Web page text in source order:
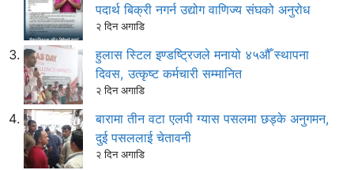
पदार्थ बिक्री नगर्न उद्योग वाणिज्य संघको अनुरोध
२ दिन अगाडि
हुलास स्टिल इण्डष्ट्रिजले मनायो ४५औँ स्थापना
दिवस, उत्कृष्ट कर्मचारी सम्मानित
२ दिन अगाडि
बारामा तीन वटा एलपी ग्यास पसलमा छड्के अनुगमन,
दुई पसललाई चेतावनी
२ दिन अगाडि